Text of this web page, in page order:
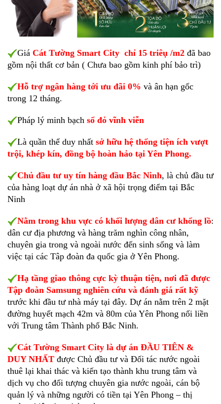
Giá Cát Tường Smart City chỉ 15 triêụ /m2 đã bao
gồm nội thất cơ bản ( Chưa bao gồm kinh phí bảo trì)
Hỗ trợ ngân hàng tới ưu đãi 0% và ân hạn gốc
trong 12 tháng.
Pháp lý minh bạch sổ đỏ vĩnh viễn
Là quần thể duy nhất sở hữu hệ thống tiện ích vượt
trội, khép kín, đồng bộ hoàn hảo tại Yên Phong.
Chủ đầu tư uy tín hàng đầu Bắc Ninh, là chủ đầu tư
của hàng loạt dự án nhà ở xã hội trọng điểm tại Bắc
Ninh
Nằm trong khu vực có khối lượng dân cư khổng lồ:
dân cư địa phương và hàng trăm nghìn công nhân,
chuyên gia trong và ngoài nước đến sinh sống và làm
việc tại các Tâp đoàn đa quốc gia ở Yên Phong.
Hạ tầng giao thông cực kỳ thuận tiện, nơi đã được
Tập đoàn Samsung nghiên cứu và đánh giá rất kỹ
trước khi đầu tư nhà máy tại đây. Dự án nằm trên 2 mặt
đường huyết mạch 42m và 80m của Yên Phong nối liền
với Trung tâm Thành phố Bắc Ninh.
Cát Tường Smart City là dự án ĐẦU TIÊN &
DUY NHẤT được Chủ đầu tư và Đối tác nước ngoài
thuê lại khai thác và kiến tạo thành khu trung tâm và
dịch vụ cho đối tượng chuyên gia nước ngoài, cán bộ
quản lý và những người có tiền tại Yên Phong – thị